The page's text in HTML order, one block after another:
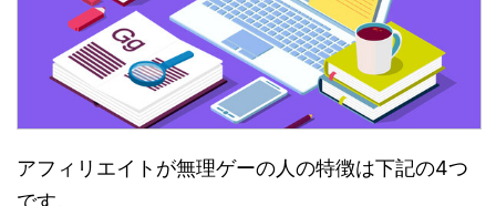
アフィリエイトが無理ゲーの人の特徴は下記の4つ
です。